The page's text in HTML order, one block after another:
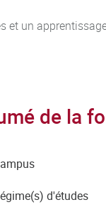
un
de la
d'études